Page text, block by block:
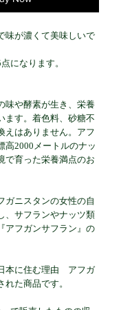
味が濃くて美味しいで
になります。
味や酵素が生き、栄養
ます。着色料、砂糖不
えはありません。アフ
高2000メートルのナッ
で育った栄養満点のお
ガニスタンの女性の自
、サフランやナッツ類
アフガンサフラン』の
本に住む理由 アフガ
れた商品です。